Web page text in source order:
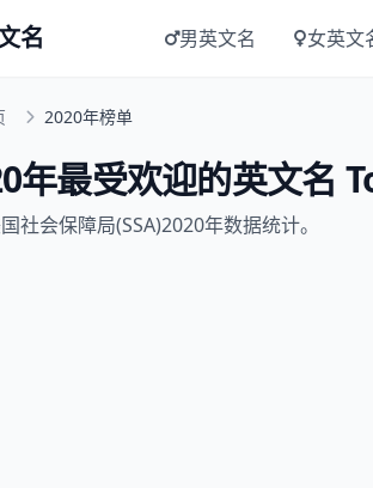
名 男英文名 女英文
2020年榜单
年最受欢迎的英文名
社会保障局(SSA)2020年数据统计。